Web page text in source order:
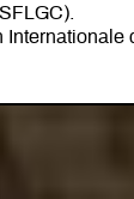
Internationale